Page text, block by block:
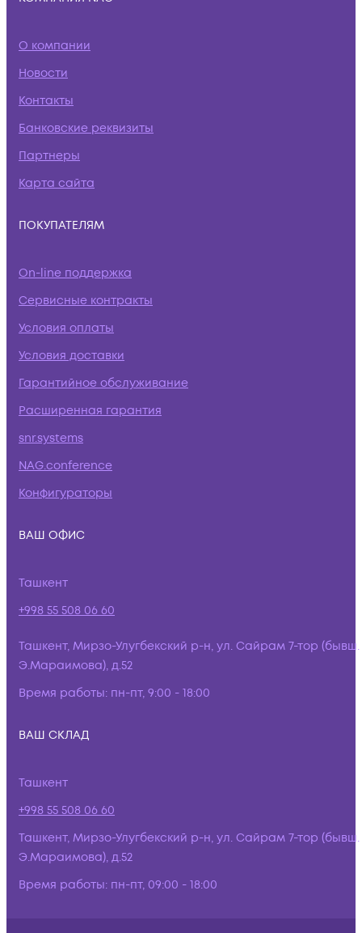
О компании
Новости
Контакты
Банковские реквизиты
Партнеры
Карта сайта
ПОКУПАТЕЛЯМ
On-line поддержка
Сервисные контракты
Условия оплаты
Условия доставки
Гарантийное обслуживание
Расширенная гарантия
snr.systems
NAG.conference
Конфигураторы
ВАШ ОФИС
Ташкент
+998 55 508 06 60
Ташкент, Мирзо-Улугбекский р-н, ул. Сайрам 7-тор (бывш.
Э.Мараимова), д.52
Время работы: пн-пт, 9:00 - 18:00
ВАШ СКЛАД
Ташкент
+998 55 508 06 60
Ташкент, Мирзо-Улугбекский р-н, ул. Сайрам 7-тор (бывш.
Э.Мараимова), д.52
Время работы: пн-пт, 09:00 - 18:00